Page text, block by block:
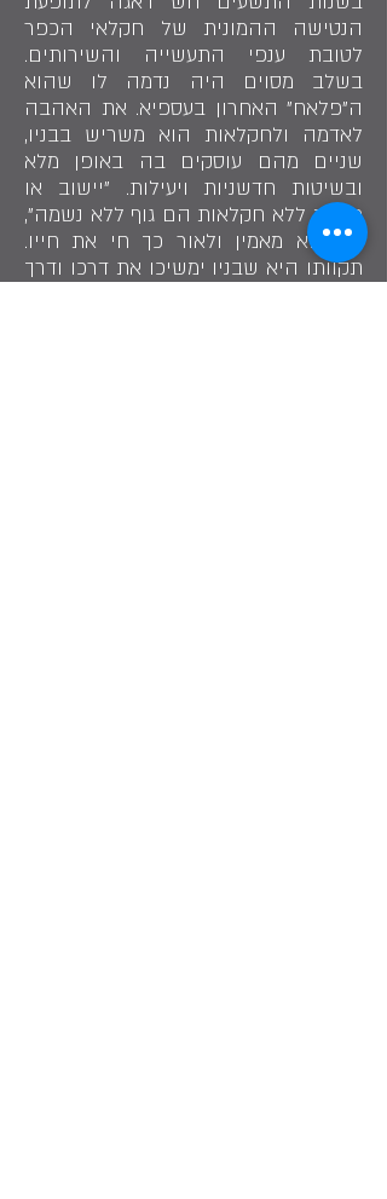
הנטישה ההמונית של חקלאי הכפר
לטובת ענפי התעשייה והשירותים.
בשלב מסוים היה נדמה לו שהוא
ה"פלאח" האחרון בעספיא. את האהבה
לאדמה ולחקלאות הוא משריש בבניו,
שניים מהם עוסקים בה באופן מלא
ובשיטות חדשניות ויעילות. "יישוב או
מדינה ללא חקלאות הם גוף ללא נשמה",
כך הוא מאמין ולאור כך חי את חייו.
תקוותו היא שבניו ימשיכו את דרכו ודרך